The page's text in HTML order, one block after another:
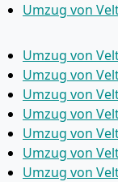
Umzug von
Umzug von
Umzug von
Umzug von
Umzug von
Umzug von
Umzug von
Umzug von